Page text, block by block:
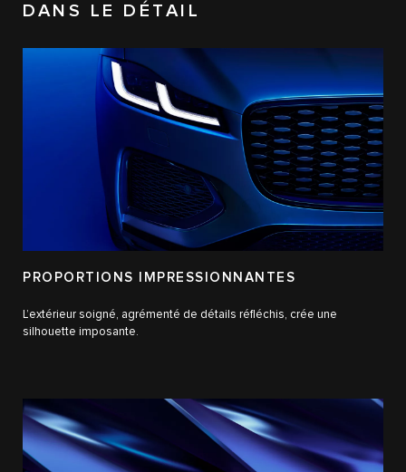
DANS LE DÉTAIL
PROPORTIONS IMPRESSIONNANTES
L’extérieur soigné, agrémenté de détails réfléchis, crée une
silhouette imposante.